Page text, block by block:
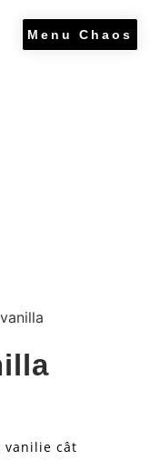
Menu Chaos
vanilie cât